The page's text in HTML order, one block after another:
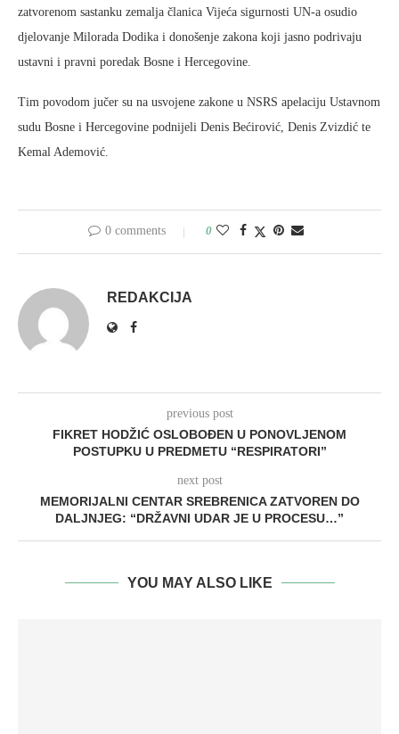
zatvorenom sastanku zemalja članica Vijeća sigurnosti UN-a osudio
djelovanje Milorada Dodika i donošenje zakona koji jasno podrivaju
ustavni i pravni poredak Bosne i Hercegovine.
Tim povodom jučer su na usvojene zakone u NSRS apelaciju Ustavnom
sudu Bosne i Hercegovine podnijeli Denis Bećirović, Denis Zvizdić te
Kemal Ademović.
0 comments 0
REDAKCIJA
previous post
FIKRET HODŽIĆ OSLOBOĐEN U PONOVLJENOM
POSTUPKU U PREDMETU “RESPIRATORI”
next post
MEMORIJALNI CENTAR SREBRENICA ZATVOREN DO
DALJNJEG: “DRŽAVNI UDAR JE U PROCESU…”
YOU MAY ALSO LIKE